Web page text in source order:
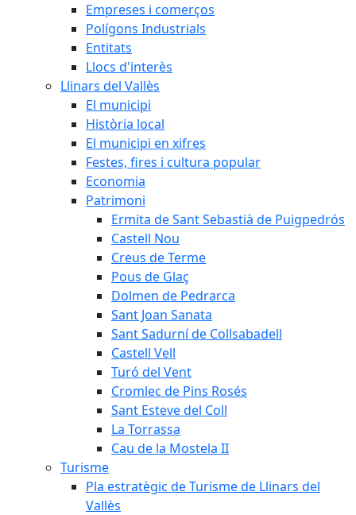
Empreses i comerços
Polígons Industrials
Entitats
Llocs d'interès
Llinars del Vallès
El municipi
Història local
El municipi en xifres
Festes, fires i cultura popular
Economia
Patrimoni
Ermita de Sant Sebastià de Puigpedrós
Castell Nou
Creus de Terme
Pous de Glaç
Dolmen de Pedrarca
Sant Joan Sanata
Sant Sadurní de Collsabadell
Castell Vell
Turó del Vent
Cromlec de Pins Rosés
Sant Esteve del Coll
La Torrassa
Cau de la Mostela II
Turisme
Pla estratègic de Turisme de Llinars del
Vallès